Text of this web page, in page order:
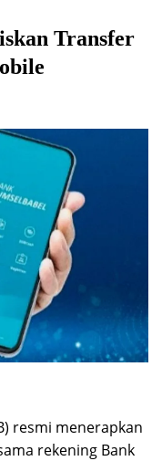
Transfer
resmi menerapkan
rekening Bank